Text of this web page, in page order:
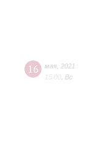
16 мая 2021
15:00 Вс